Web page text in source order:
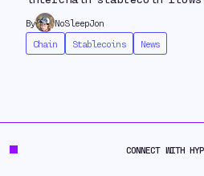
By
NoSleepJon
Chain
Stablecoins News
CONNECT WITH